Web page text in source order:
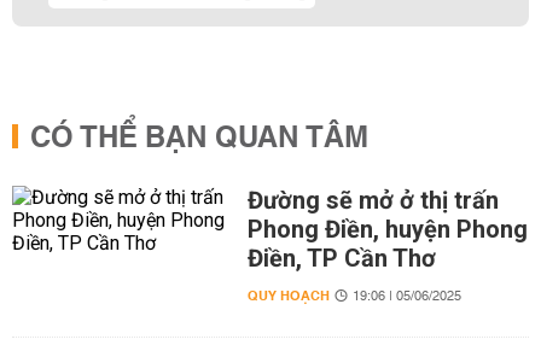
CÓ THỂ BẠN QUAN TÂM
Đường sẽ mở ở thị trấn
Phong Điền, huyện Phong
Điền, TP Cần Thơ
QUY HOẠCH 19:06 | 05/06/2025